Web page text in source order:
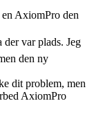
en AxiomPro den
der var plads. Jeg
den ny
dit problem, men
AxiomPro